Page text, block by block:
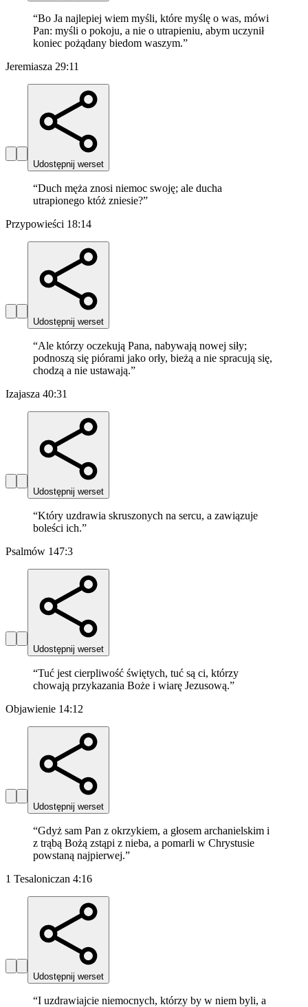
“Bo Ja najlepiej wiem myśli, które myślę o was, mówi
Pan: myśli o pokoju, a nie o utrapieniu, abym uczynił
koniec pożądany biedom waszym.”
Jeremiasza 29:11
Udostępnij werset
“Duch męża znosi niemoc swoję; ale ducha
utrapionego któż zniesie?”
Przypowieści 18:14
Udostępnij werset
“Ale którzy oczekują Pana, nabywają nowej siły;
podnoszą się piórami jako orły, bieżą a nie spracują się,
chodzą a nie ustawają.”
Izajasza 40:31
Udostępnij werset
“Który uzdrawia skruszonych na sercu, a zawiązuje
boleści ich.”
Psalmów 147:3
Udostępnij werset
“Tuć jest cierpliwość świętych, tuć są ci, którzy
chowają przykazania Boże i wiarę Jezusową.”
Objawienie 14:12
Udostępnij werset
“Gdyż sam Pan z okrzykiem, a głosem archanielskim i
z trąbą Bożą zstąpi z nieba, a pomarli w Chrystusie
powstaną najpierwej.”
1 Tesaloniczan 4:16
Udostępnij werset
“I uzdrawiajcie niemocnych, którzy by w niem byli, a